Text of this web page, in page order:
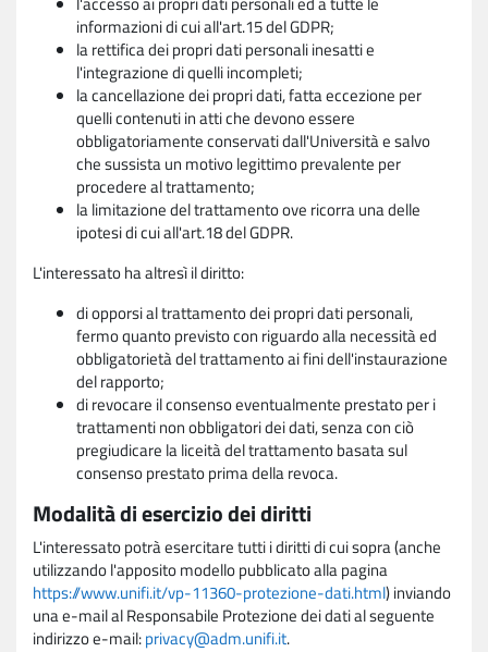
informazioni di cui all'art.15 del GDPR;
la rettifica dei propri dati personali inesatti e
l'integrazione di quelli incompleti;
la cancellazione dei propri dati, fatta eccezione per
quelli contenuti in atti che devono essere
obbligatoriamente conservati dall'Università e salvo
che sussista un motivo legittimo prevalente per
procedere al trattamento;
la limitazione del trattamento ove ricorra una delle
ipotesi di cui all'art.18 del GDPR.
L'interessato ha altresì il diritto:
di opporsi al trattamento dei propri dati personali,
fermo quanto previsto con riguardo alla necessità ed
obbligatorietà del trattamento ai fini dell'instaurazione
del rapporto;
di revocare il consenso eventualmente prestato per i
trattamenti non obbligatori dei dati, senza con ciò
pregiudicare la liceità del trattamento basata sul
consenso prestato prima della revoca.
Modalità di esercizio dei diritti
L'interessato potrà esercitare tutti i diritti di cui sopra (anche
utilizzando l'apposito modello pubblicato alla pagina
https://www.unifi.it/vp-11360-protezione-dati.html) inviando
una e-mail al Responsabile Protezione dei dati al seguente
indirizzo e-mail:privacy@adm.unifi.it.